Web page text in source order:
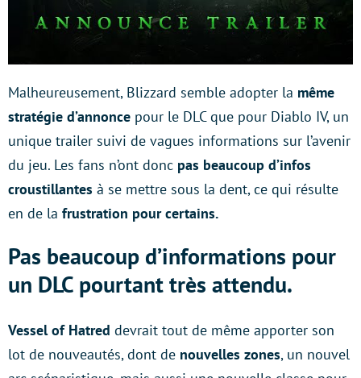
Malheureusement, Blizzard semble adopter la même
stratégie d’annonce pour le DLC que pour Diablo IV, un
unique trailer suivi de vagues informations sur l’avenir
du jeu. Les fans n’ont donc pas beaucoup d’infos
croustillantes à se mettre sous la dent, ce qui résulte
en de la frustration pour certains.
Pas beaucoup d’informations pour
un DLC pourtant très attendu.
Vessel of Hatred devrait tout de même apporter son
lot de nouveautés, dont de nouvelles zones, un nouvel